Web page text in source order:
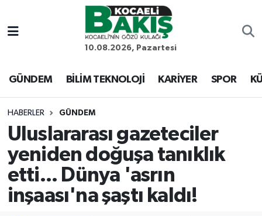
10.08.2026, Pazartesi
GÜNDEM BİLİM TEKNOLOJİ KARİYER SPOR
HABERLER GÜNDEM
Uluslararası gazeteciler
yeniden doğuşa tanıklık
etti... Dünya 'asrın
inşaası'na şaştı kaldı!
Kocaeli Nöbetçi Eczaneler
Kocaeli Hava Durumu
Süper Lig Puan Durumu ve Fikstür
Tüm Manşetler
Son Dakika Haberleri